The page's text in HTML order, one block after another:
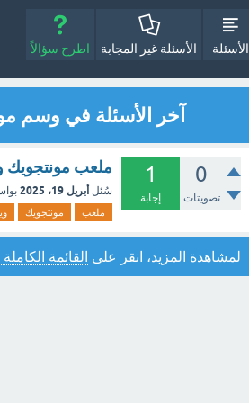
الأسئلة الأسئلة غير المجابة اطرح سؤالاً
آخر الأسئلة في وسم
0
تصويتات
1
إجابة
ملعب مونتجويك
سُئل أبريل 19، 2025
ملعب مونتجويك
لمشاهدة المزيد، انقر على القائمة